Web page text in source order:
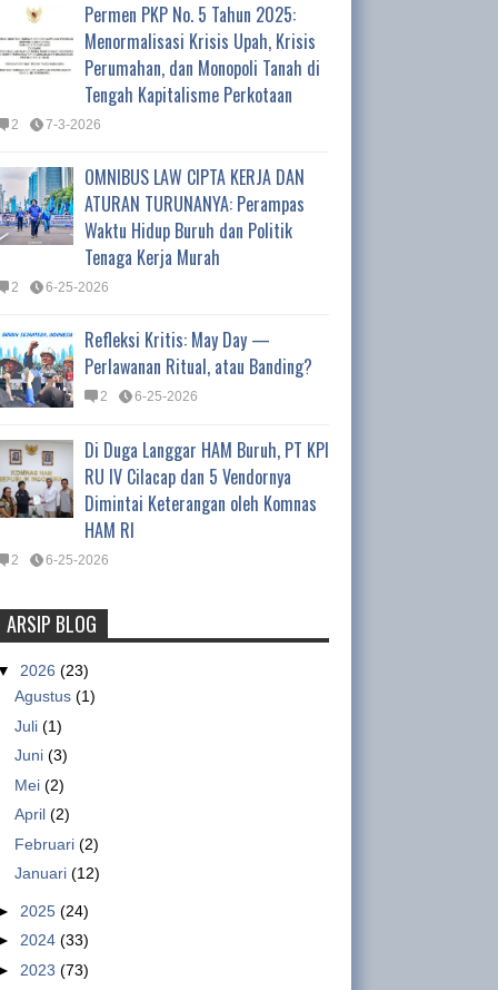
Permen PKP No. 5 Tahun 2025:
Menormalisasi Krisis Upah, Krisis
Perumahan, dan Monopoli Tanah di
Tengah Kapitalisme Perkotaan
2 7-3-2026
OMNIBUS LAW CIPTA KERJA DAN
ATURAN TURUNANYA: Perampas
Waktu Hidup Buruh dan Politik
Tenaga Kerja Murah
2 6-25-2026
Refleksi Kritis: May Day —
Perlawanan Ritual, atau Banding?
2 6-25-2026
Di Duga Langgar HAM Buruh, PT KPI
RU IV Cilacap dan 5 Vendornya
Dimintai Keterangan oleh Komnas
HAM RI
2 6-25-2026
Tentang Waktu Kerja Satpam
Ismet Inoni , Kepala Departemen Organisasi DPP
GSBI Regulasi yang mengatur tentang pe...
Nike workers claim military paid
to intimidate them
15/nike-accused-of-using-military-to-
factory-workers/4465058 Workers
ARSIP BLOG
▼ 2026 (23)
Agustus (1)
Juli (1)
Juni (3)
Mei (2)
April (2)
Februari (2)
Januari (12)
2025 (24)
2024 (33)
2023 (73)